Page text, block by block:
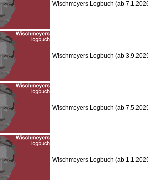
Wischmeyers Logbuch (ab
Wischmeyers Logbuch (ab
Wischmeyers Logbuch (ab
Wischmeyers Logbuch (ab